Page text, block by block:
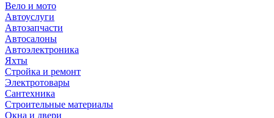
Вело и мото
Автоуслуги
Автозапчасти
Автосалоны
Автоэлектроника
Яхты
Стройка и ремонт
Электротовары
Сантехника
Строительные материалы
Окна и двери